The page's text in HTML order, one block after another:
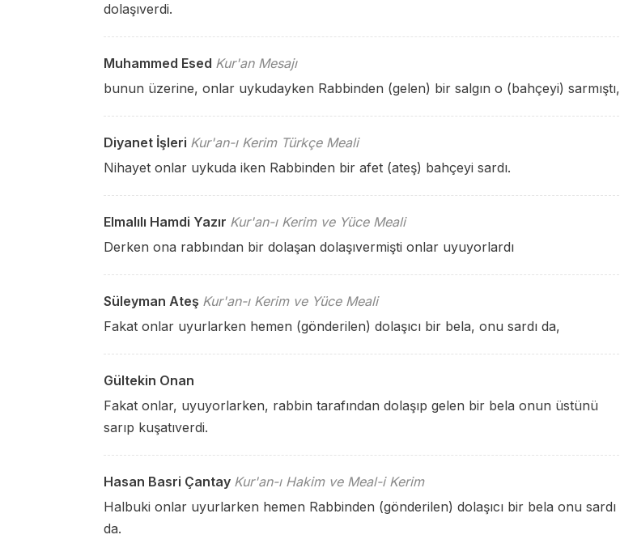
dolaşıverdi.
Muhammed Esed Kur'an Mesajı
bunun üzerine, onlar uykudayken Rabbinden (gelen) bir salgın o (bahçeyi) sarmıştı,
Diyanet İşleri Kur'an-ı Kerim Türkçe Meali
Nihayet onlar uykuda iken Rabbinden bir afet (ateş) bahçeyi sardı.
Elmalılı Hamdi Yazır Kur'an-ı Kerim ve Yüce Meali
Derken ona rabbından bir dolaşan dolaşıvermişti onlar uyuyorlardı
Süleyman Ateş Kur'an-ı Kerim ve Yüce Meali
Fakat onlar uyurlarken hemen (gönderilen) dolaşıcı bir bela, onu sardı da,
Gültekin Onan
Fakat onlar, uyuyorlarken, rabbin tarafından dolaşıp gelen bir bela onun üstünü
sarıp kuşatıverdi.
Hasan Basri Çantay Kur'an-ı Hakim ve Meal-i Kerim
Halbuki onlar uyurlarken hemen Rabbinden (gönderilen) dolaşıcı bir bela onu sardı
da.